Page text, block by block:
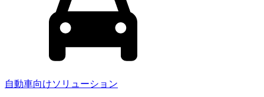
自動車向けソリューション